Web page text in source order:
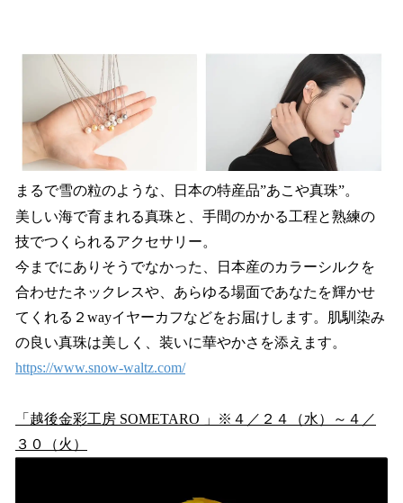
まるで雪の粒のような、日本の特産品”あこや真珠”。
美しい海で育まれる真珠と、手間のかかる工程と熟練の
技でつくられるアクセサリー。
今までにありそうでなかった、日本産のカラーシルクを
合わせたネックレスや、あらゆる場面であなたを輝かせ
てくれる２wayイヤーカフなどをお届けします。肌馴染み
の良い真珠は美しく、装いに華やかさを添えます。
https://www.snow-waltz.com/
「越後金彩工房 SOMETARO 」※４／２４（水）～４／
３０（火）